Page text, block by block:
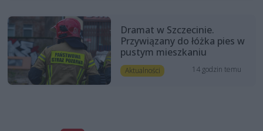
Dramat w Szczecinie.
Przywiązany do łóżka pies w
pustym mieszkaniu
Aktualności 14 godzin temu